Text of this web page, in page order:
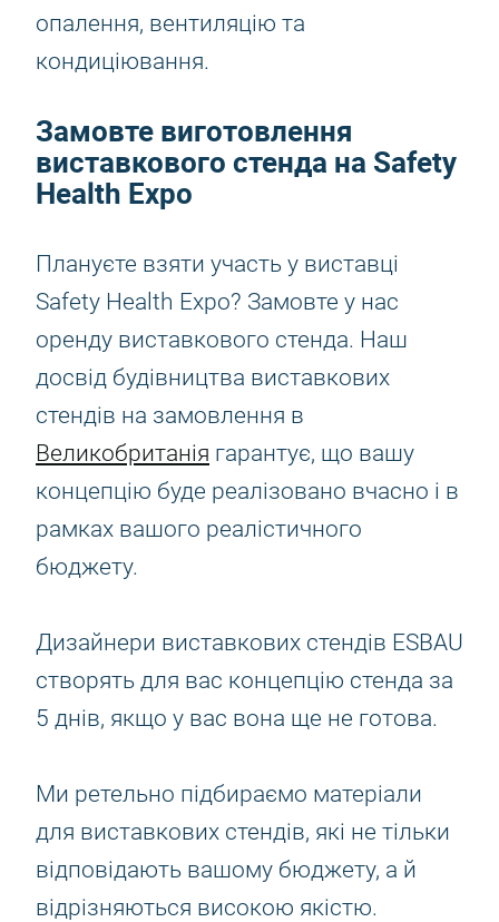
опалення, вентиляцію та
кондиціювання.
Замовте виготовлення
виставкового стенда на Safety
Health Expo
Плануєте взяти участь у виставці
Safety Health Expo? Замовте у нас
оренду виставкового стенда. Наш
досвід будівництва виставкових
стендів на замовлення в
Великобританія гарантує, що вашу
концепцію буде реалізовано вчасно і в
рамках вашого реалістичного
бюджету.
Дизайнери виставкових стендів ESBAU
створять для вас концепцію стенда за
5 днів, якщо у вас вона ще не готова.
Ми ретельно підбираємо матеріали
для виставкових стендів, які не тільки
відповідають вашому бюджету, а й
відрізняються високою якістю.